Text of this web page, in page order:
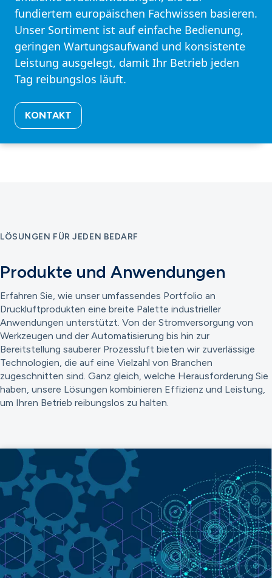
fundiertem europäischen Fachwissen basieren.
Unser Sortiment ist auf einfache Bedienung,
geringen Wartungsaufwand und konsistente
Leistung ausgelegt, damit Ihr Betrieb jeden
Tag reibungslos läuft.
KONTAKT
LÖSUNGEN FÜR JEDEN BEDARF
Produkte und Anwendungen
Erfahren Sie, wie unser umfassendes Portfolio an
Druckluftprodukten eine breite Palette industrieller
Anwendungen unterstützt. Von der Stromversorgung von
Werkzeugen und der Automatisierung bis hin zur
Bereitstellung sauberer Prozessluft bieten wir zuverlässige
Technologien, die auf eine Vielzahl von Branchen
zugeschnitten sind. Ganz gleich, welche Herausforderung Sie
haben, unsere Lösungen kombinieren Effizienz und Leistung,
um Ihren Betrieb reibungslos zu halten.